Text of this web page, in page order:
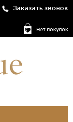
Заказать звонок
Нет покупок